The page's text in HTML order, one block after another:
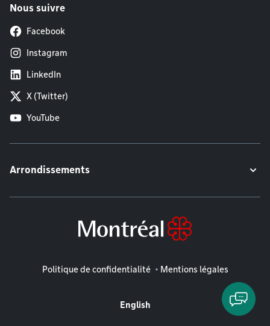
Nous suivre
Facebook
Instagram
LinkedIn
X (Twitter)
YouTube
Arrondissements
Mentions légales
Politique de confidentialité Mentions légales
English